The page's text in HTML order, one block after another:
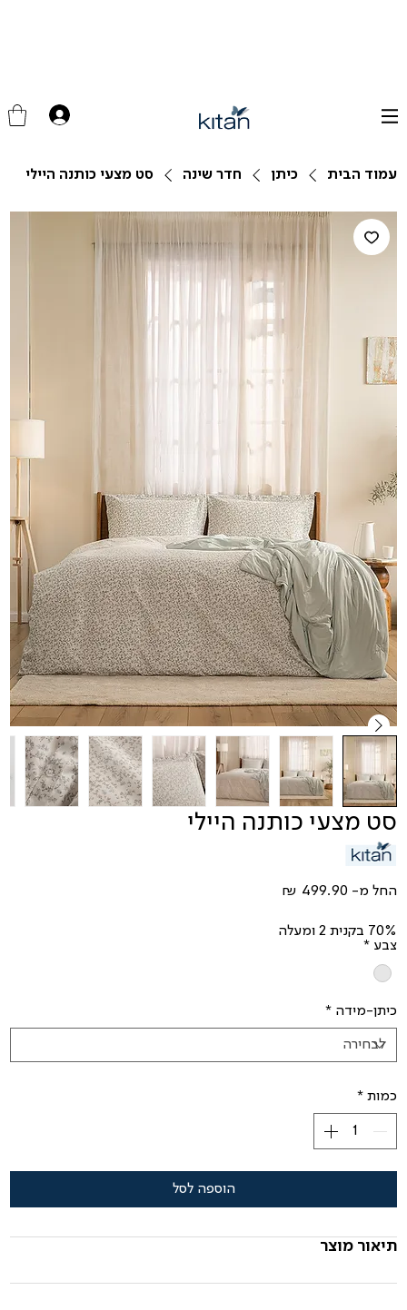
עמוד הבית כיתן חדר שינה סט מצעי כותנה היילי
סט מצעי כותנה היילי
החל מ-
70% בקנית 2 ומעלה
צבע *
כיתן-מידה *
כמות *
הוספה לסל
תיאור מוצר